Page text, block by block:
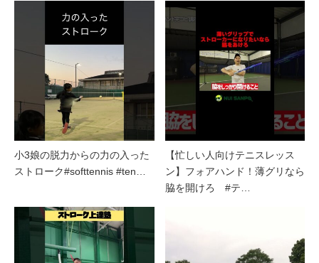
小3娘の脱力からの力の入った
ストローク#softtennis #ten…
【忙しい人向けテニスレッス
ン】フォアハンド！薄グリなら
脇を開けろ #テ…